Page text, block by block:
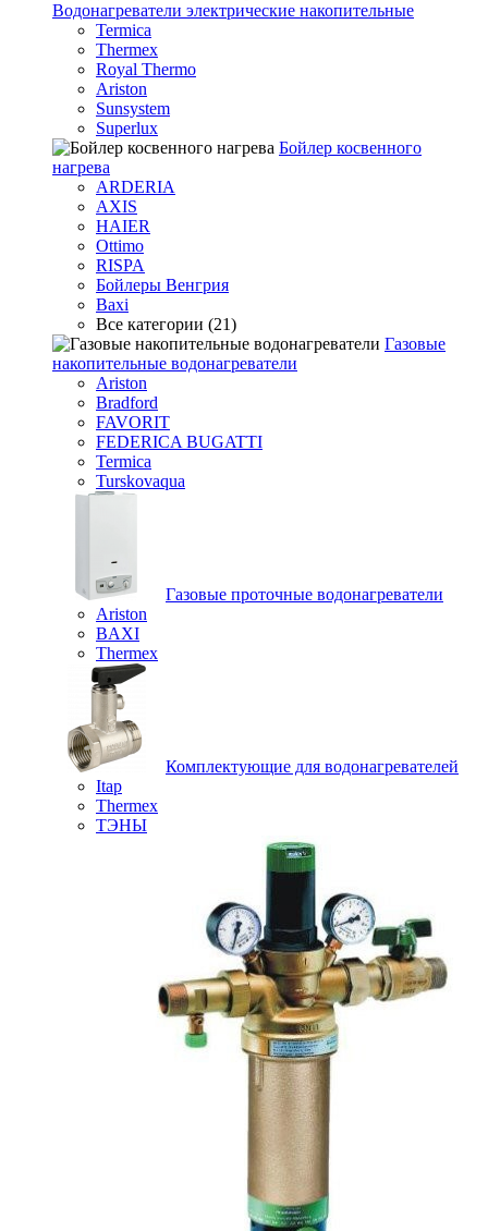
Водонагреватели электрические накопительные
Termica
Thermex
Royal Thermo
Ariston
Sunsystem
Superlux
Бойлер косвенного
нагрева
ARDERIA
AXIS
HAIER
Ottimo
RISPA
Бойлеры Венгрия
Baxi
Все категории (21)
Газовые
накопительные водонагреватели
Ariston
Bradford
FAVORIT
FEDERICA BUGATTI
Termica
Turskovaqua
Газовые проточные водонагреватели
Ariston
BAXI
Thermex
Комплектующие для водонагревателей
Itap
Thermex
ТЭНЫ